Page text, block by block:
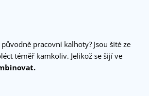
pracovní kalhoty? Jsou šité ze
téměř kamkoliv. Jelikož se šijí ve